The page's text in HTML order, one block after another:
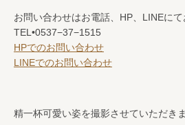
お問い合わせはお電話、HP、LINEにて
TEL•0537−37−1515
HPでのお問い合わせ
LINEでのお問い合わせ
精一杯可愛い姿を撮影させていただき